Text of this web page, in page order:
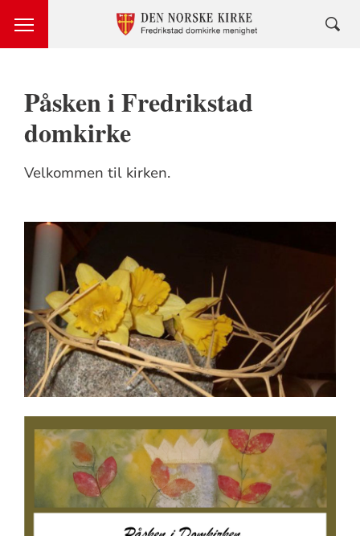
Påsken i Fredrikstad
domkirke
Velkommen til kirken.